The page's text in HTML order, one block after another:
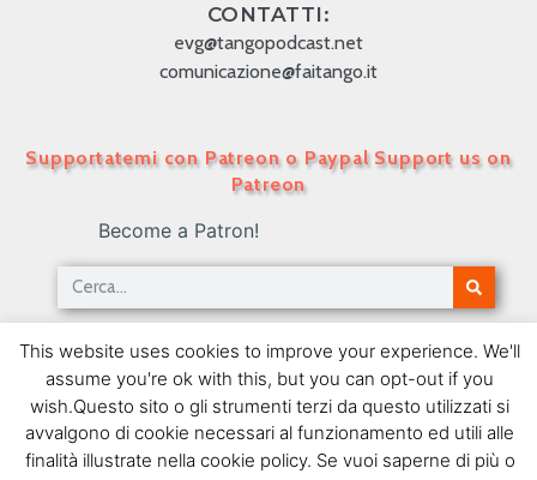
CONTATTI:
evg@tangopodcast.net
comunicazione@faitango.it
Supportatemi con Patreon o Paypal Support us on
Patreon
Become a Patron!
Tango Podcast in Italiano – Numero 110 – Tanghi
per l’Epifania
03/01/2011
SEGUIMI SU FACEBOOK
This website uses cookies to improve your experience. We'll
assume you're ok with this, but you can opt-out if you
wish.Questo sito o gli strumenti terzi da questo utilizzati si
avvalgono di cookie necessari al funzionamento ed utili alle
finalità illustrate nella cookie policy. Se vuoi saperne di più o